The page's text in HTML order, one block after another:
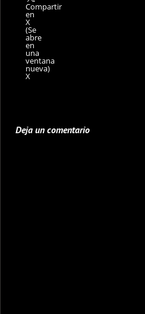
Compartir
en
X
(Se
abre
en
una
ventana
nueva)
X
Deja un comentario